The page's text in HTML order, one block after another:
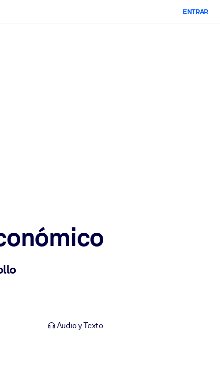
ENTRAR
Audio y Texto